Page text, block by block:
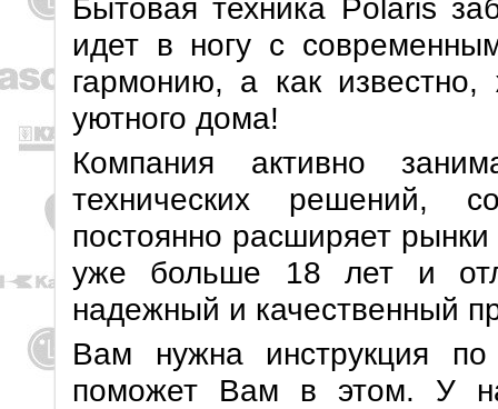
Бытовая техника Polaris
идет в ногу с
гармонию, а как известно,
уютного дома!
Компания активно
технических решений,
постоянно расширяет
уже больше 18 лет и
надежный и качественный
Вам нужна инструкция
поможет Вам в этом. У